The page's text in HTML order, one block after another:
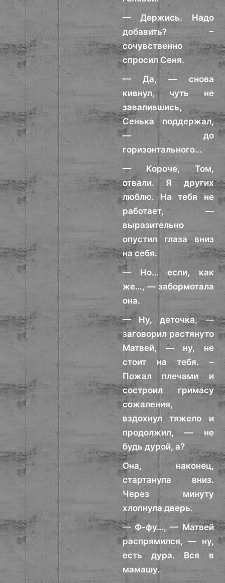
— Держись. Надо
добавить? –
сочувственно
спросил Сеня.
— Да, — снова
кивнул, чуть не
завалившись,
Сенька поддержал,
— до
горизонтального…
— Короче, Том,
отвали. Я других
люблю. На тебя не
работает, —
выразительно
опустил глаза вниз
на себя.
— Но… если, как
же…, — забормотала
она.
— Ну, деточка, —
заговорил растянуто
Матвей, — ну, не
стоит на тебя. –
Пожал плечами и
состроил гримасу
сожаления,
вздохнул тяжело и
продолжил, — не
будь дурой, а?
Она, наконец,
стартанула вниз.
Через минуту
хлопнула дверь.
— Ф-фу…, — Матвей
распрямился, — ну,
есть дура. Вся в
мамашу.